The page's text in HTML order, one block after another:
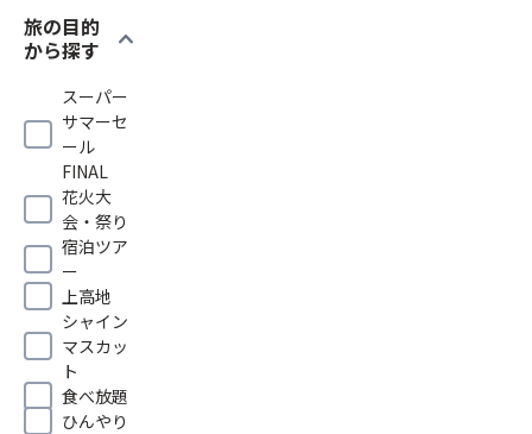
旅の目的
から探す
expand_more
スーパー
サマーセ
ール
FINAL
花火大
会・祭り
宿泊ツア
ー
上高地
シャイン
マスカッ
ト
食べ放題
ひんやり